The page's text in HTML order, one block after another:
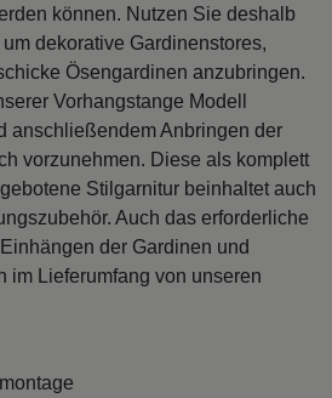
können. Nutzen Sie deshalb
dekorative Gardinenstores,
Ösengardinen anzubringen.
Vorhangstange Modell
anschließendem Anbringen der
vorzunehmen. Diese als komplett
Stilgarnitur beinhaltet auch
Auch das erforderliche
der Gardinen und
im Lieferumfang von unseren